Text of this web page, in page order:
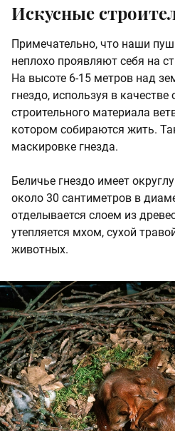
Искусные
Примечательно, что наши
неплохо проявляют себя на
На высоте 6-15 метров над
гнездо, используя в качестве
строительного материала
котором собираются жить.
маскировке гнезда.
Беличье гнездо имеет
около 30 сантиметров в
отделывается слоем из
утепляется мхом, сухой
животных.